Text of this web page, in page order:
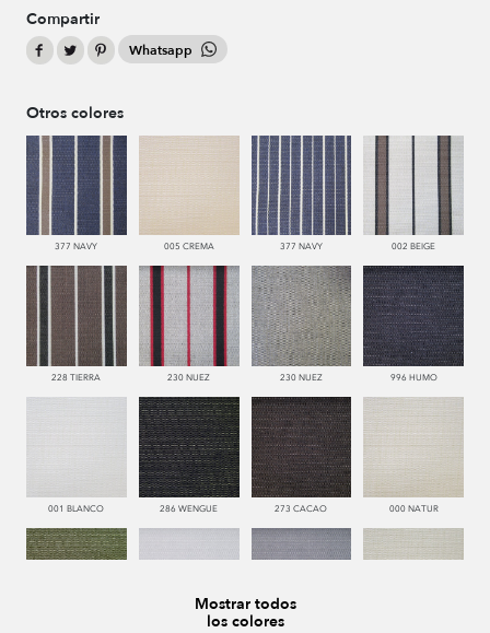
Compartir
Whatsapp
Otros colores
377 NAVY 005 CREMA 377 NAVY 002 BEIGE
228 TIERRA 230 NUEZ 230 NUEZ 996 HUMO
001 BLANCO 286 WENGUE 273 CACAO 000 NATUR
Mostrar todos
los colores